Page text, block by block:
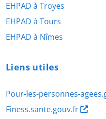
EHPAD à Troyes
EHPAD à Tours
EHPAD à Nîmes
Liens utiles
Pour-les-personnes-
Finess.sante.gouv.fr